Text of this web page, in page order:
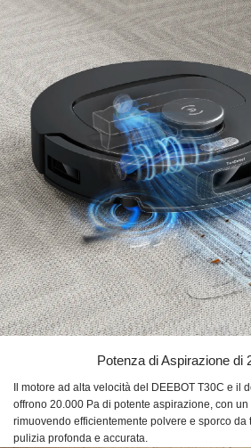
Potenza di Aspirazione di
Il motore ad alta velocità del DEEBOT T30C e il
offrono 20.000 Pa di potente aspirazione, con
rimuovendo efficientemente polvere e sporco
pulizia profonda e accurata.